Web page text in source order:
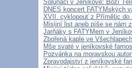
Soluňáci v Jeníkově: Boží
DNES koncert FATYMských
XVII. cyklopouť z Přímětic do
Misijní list aneb píše se nám
Jarňáky s FATYMem v
Zbořená kaple ve
Mše svaté v jeníkovské
Pozvánka na moravskou
Zpravodajství z jeníkovské